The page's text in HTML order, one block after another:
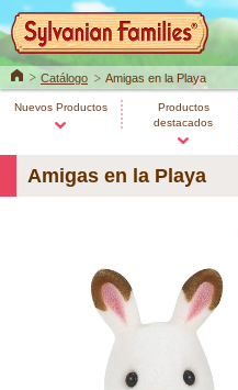
HomeCatálogo Amigas en la Playa
Nuevos Productos
Productos
destacados
Amigas en la Playa